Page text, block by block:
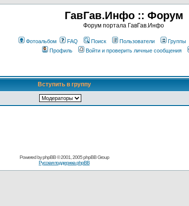
ГавГав.Инфо :: Форум
Форум портала ГавГав.Инфо
Фотоальбом FAQ Поиск Пользователи Группы
Профиль
Войти и проверить личные сообщения
Вступить в группу
Powered byphpBB© 2001, 2005 phpBB Group
Русская поддержка phpBB